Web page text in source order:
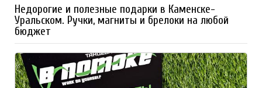
Недорогие и полезные подарки в Каменске-
Уральском. Ручки, магниты и брелоки на любой
бюджет